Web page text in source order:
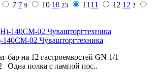
7 7 9 10 10 23 11 11 12 12 2
02 Чувашторгтехника
бар на 12 гастроемкостей GN 1/1
полка с лампой пос..